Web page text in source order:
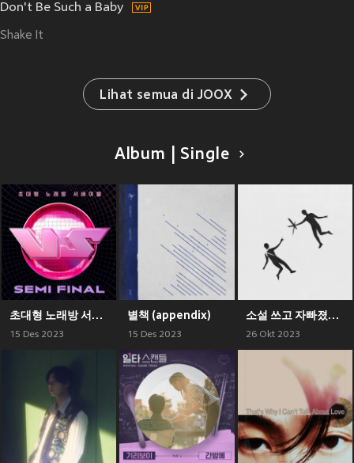
Don't Be Such a Baby
Shake It
Lihat semua di JOOX
Album | Single
초대형 노래방 서바이벌 VS SEMI FINAL (King of Karaoke: VS SEMI FINAL)
15 Des 2023
별책 (appendix)
15 Des 2023
소설 쓰고 자빠졌네 (Novel)
26 Okt 2023